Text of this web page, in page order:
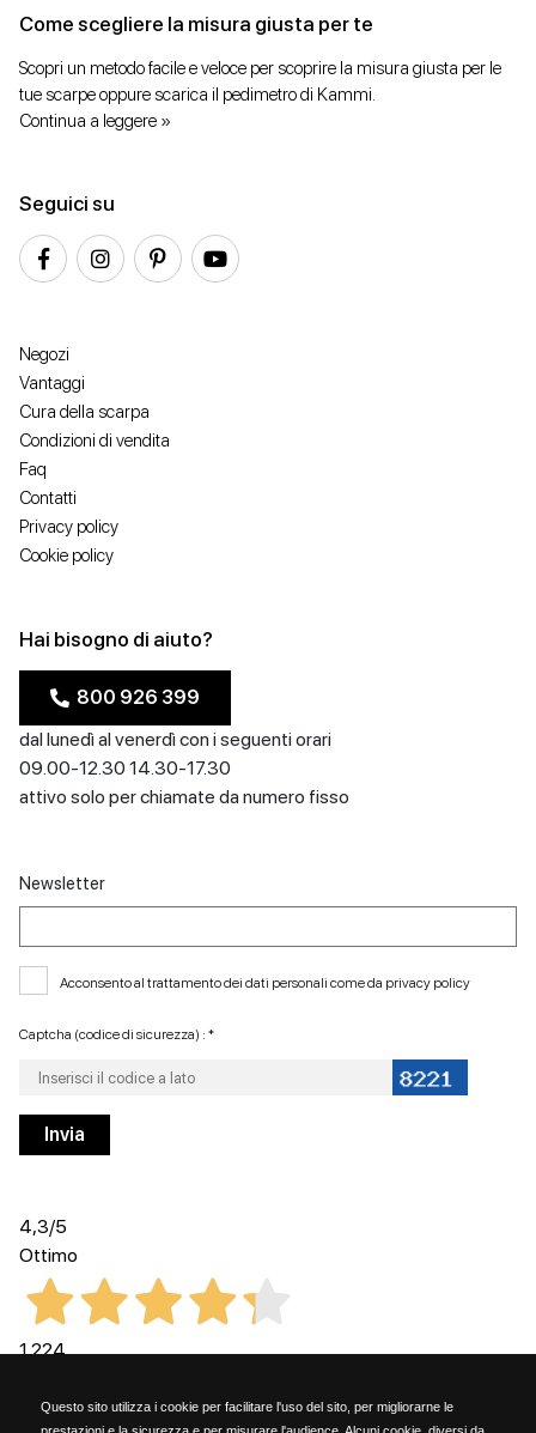
Questo sito utilizza i cookie per facilitare l'uso del sito, per migliorarne le
Come scegliere la misura giusta per te
Scopri un metodo facile e veloce per scoprire la misura giusta per le
tue scarpe oppure scarica il pedimetro di Kammi.
Continua a leggere »
Seguici su
Negozi
Vantaggi
Cura della scarpa
Condizioni di vendita
Faq
Contatti
Privacy policy
Cookie policy
Hai bisogno di aiuto?
800 926 399
dal lunedì al venerdì con i seguenti orari
09.00-12.30 14.30-17.30
attivo solo per chiamate da numero fisso
Newsletter
Acconsento al trattamento dei dati personali come da privacy policy
Captcha (codice di sicurezza) : *
4,3/5
Ottimo
1.224